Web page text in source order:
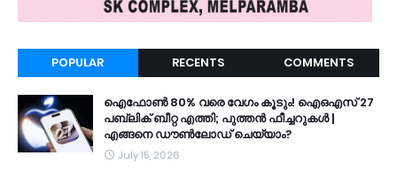
POPULAR RECENTS COMMENTS
ഐഫോൺ 80% വരെ വേഗം കൂടും! ഐഒഎസ് 27
പബ്ലിക് ബീറ്റ എത്തി; പുത്തൻ ഫീച്ചറുകൾ |
എങ്ങനെ ഡൗൺലോഡ് ചെയ്യാം?
July 15, 2026